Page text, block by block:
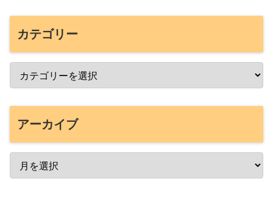
カテゴリー
アーカイブ